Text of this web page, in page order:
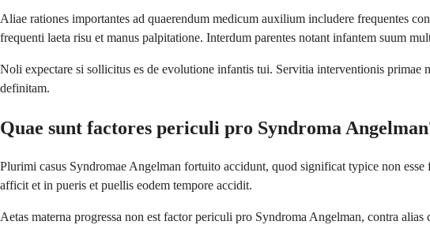
Aliae rationes importantes ad quaerendum medicum auxilium includere frequentes
frequenti laeta risu et manus palpitatione. Interdum parentes notant infantem suum
Noli expectare si sollicitus es de evolutione infantis tui. Servitia interventionis primae
definitam.
Quae sunt factores periculi pro Syndroma
Plurimi casus Syndromae Angelman fortuito accidunt, quod significat typice non
afficit et in pueris et puellis eodem tempore accidit.
Aetas materna progressa non est factor periculi pro Syndroma Angelman, contra